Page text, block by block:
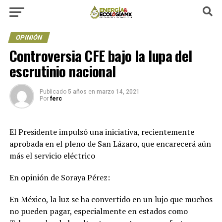
OPINIÓN
Controversia CFE bajo la lupa del
escrutinio nacional
Publicado 5 años en marzo 14, 2021
Por ferc
El Presidente impulsó una iniciativa, recientemente
aprobada en el pleno de San Lázaro, que encarecerá aún
más el servicio eléctrico
En opinión de Soraya Pérez:
En México, la luz se ha convertido en un lujo que muchos
no pueden pagar, especialmente en estados como